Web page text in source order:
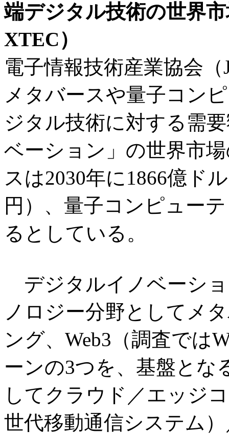
端デジタル技術の世界
XTEC）
電子情報技術産業協会
メタバースや量子コン
ジタル技術に対する需
ベーション」の世界市
スは2030年に1866億ド
円）、量子コンピュー
るとしている。
デジタルイノベーシ
ノロジー分野としてメ
ング、Web3（調査では
ーンの3つを、基盤とな
してクラウド／エッジ
世代移動通信システム